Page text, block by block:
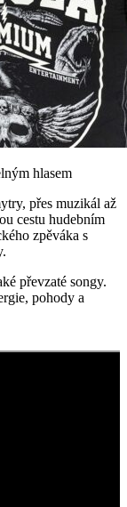
hlasem
přes muzikál až
cestu hudebním
zpěváka s
převzaté songy.
pohody a